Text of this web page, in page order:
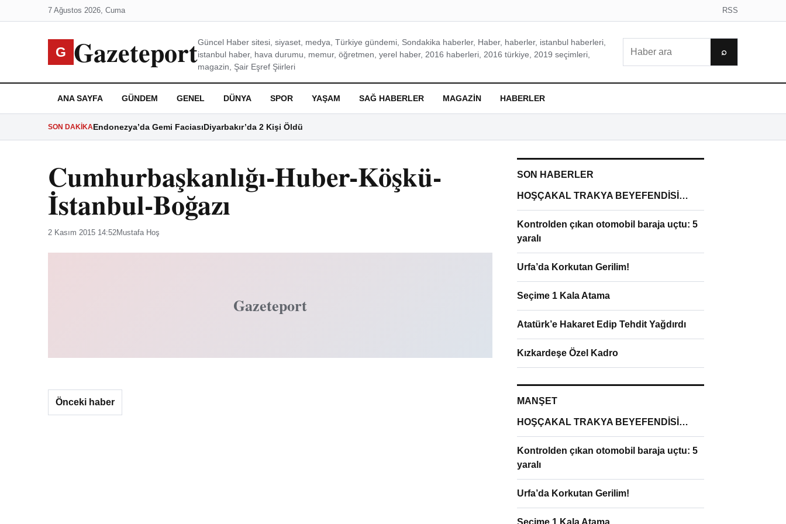
7 Ağustos 2026, Cuma RSS
G GazeteportGüncel Haber sitesi, siyaset, medya, Türkiye gündemi, Sondakika haberler, Haber, haberler, istanbul haberleri,
istanbul haber, hava durumu, memur, öğretmen, yerel haber, 2016 haberleri, 2016 türkiye, 2019 seçimleri,
magazin, Şair Eşref Şiirleri
⌕
ANA SAYFA GÜNDEM GENEL DÜNYA SPOR YAŞAM SAĞ HABERLER MAGAZIN HABERLER
SON DAKIKAEndonezya’da Gemi FaciasıDiyarbakır’da 2 Kişi Öldü
Cumhurbaşkanlığı-Huber-Köşkü-
İstanbul-Boğazı
2 Kasım 2015 14:52Mustafa Hoş
Gazeteport
Önceki haber
SON HABERLER
HOŞÇAKAL TRAKYA BEYEFENDİSİ…
Kontrolden çıkan otomobil baraja uçtu: 5
yaralı
Urfa’da Korkutan Gerilim!
Seçime 1 Kala Atama
Atatürk’e Hakaret Edip Tehdit Yağdırdı
Kızkardeşe Özel Kadro
MANŞET
HOŞÇAKAL TRAKYA BEYEFENDİSİ…
Kontrolden çıkan otomobil baraja uçtu: 5
yaralı
Urfa’da Korkutan Gerilim!
Seçime 1 Kala Atama